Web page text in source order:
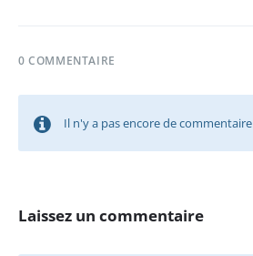
0 COMMENTAIRE
Il n'y a pas encore de commentaire
Laissez un commentaire